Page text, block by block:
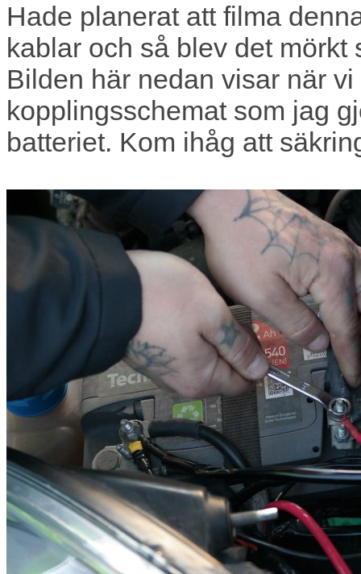
Hade planerat att filma
kablar och så blev det mörkt
Bilden här nedan visar när
kopplingsschemat som jag
batteriet. Kom ihåg att